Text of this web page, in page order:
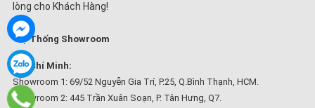
lòng cho Khách Hàng!
Hệ Thống Showroom
Hồ Chí Minh:
Showroom 1: 69/52 Nguyễn Gia Trí, P.25, Q.Bình Thạnh, HCM.
Showroom 2: 445 Trần Xuân Soạn, P. Tân Hưng, Q7.